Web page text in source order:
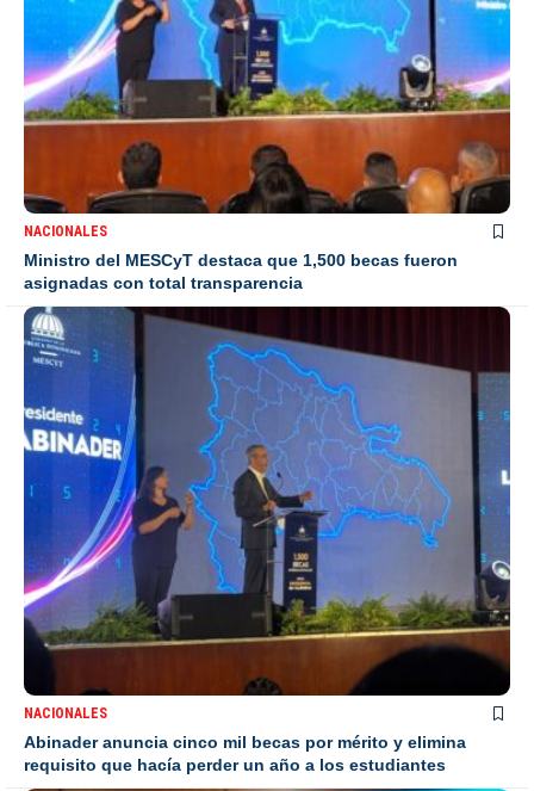
NACIONALES
Ministro del MESCyT destaca que 1,500 becas fueron
asignadas con total transparencia
NACIONALES
Abinader anuncia cinco mil becas por mérito y elimina
requisito que hacía perder un año a los estudiantes